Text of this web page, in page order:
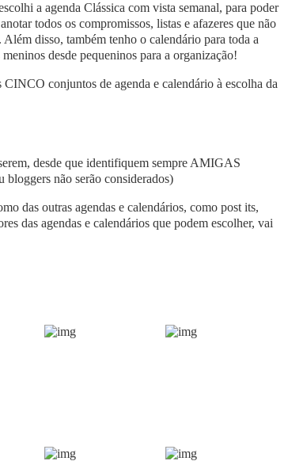
a agenda Clássica com vista semanal, para poder
todos os compromissos, listas e afazeres que não
disso, também tenho o calendário para toda a
desde pequeninos para a organização!
conjuntos de agenda e calendário à escolha da
desde que identifiquem sempre AMIGAS
bloggers não serão considerados)
das outras agendas e calendários, como post its,
das agendas e calendários que podem escolher, vai